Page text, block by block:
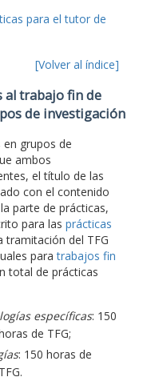
para el tutor de
[Volver al índice]
al trabajo fin de
de investigación
en grupos de
ambos
el título de las
con el contenido
parte de prácticas,
para las prácticas
tramitación del TFG
paratrabajos fin
total de prácticas
específicas: 150
de TFG;
: 150 horas de